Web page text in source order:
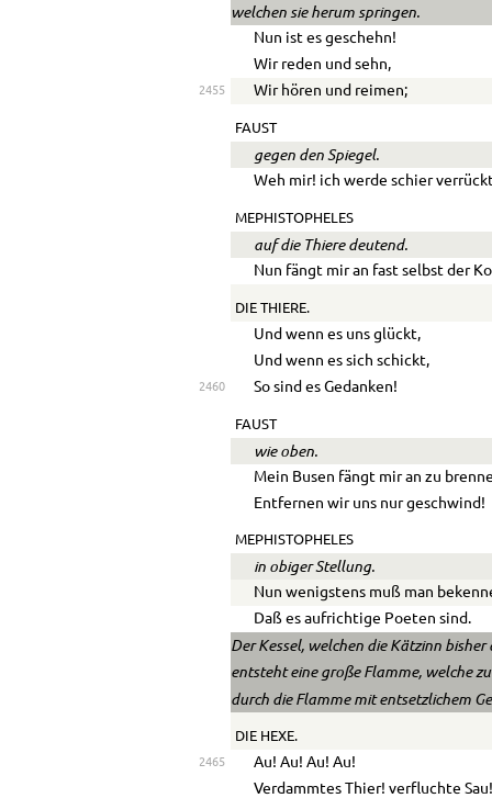
welchen sie herum springen.
Nun ist es geschehn!
Wir reden und sehn,
2455 Wir hören und reimen;
FAUST
gegen den Spiegel.
Weh mir! ich werde schier
MEPHISTOPHELES
auf die Thiere deutend.
Nun fängt mir an fast selbst der
DIE THIERE.
Und wenn es uns glückt,
Und wenn es sich schickt,
2460 So sind es Gedanken!
FAUST
wie oben.
Mein Busen fängt mir an zu
Entfernen wir uns nur geschwind!
MEPHISTOPHELES
in obiger Stellung.
Nun wenigstens muß man
Daß es aufrichtige Poeten sind.
Der Kessel, welchen die Kätzinn
entsteht eine große Flamme, welche
durch die Flamme mit entsetzlichem
DIE HEXE.
2465
Au! Au! Au! Au!
Verdammtes Thier! verfluchte